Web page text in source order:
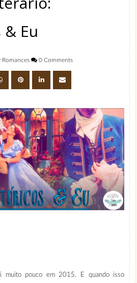
Eu
0 Comments
muito pouco em 2015. E quando isso